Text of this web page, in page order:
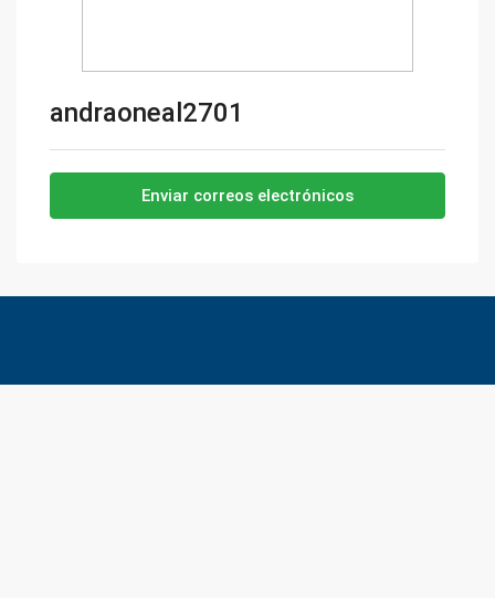
andraoneal2701
Enviar correos electrónicos